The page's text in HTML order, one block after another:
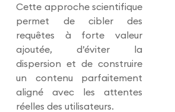
Cette approche scientifique
permet de cibler des
requêtes à forte valeur
ajoutée, d’éviter la
dispersion et de construire
un contenu parfaitement
aligné avec les attentes
réelles des utilisateurs.